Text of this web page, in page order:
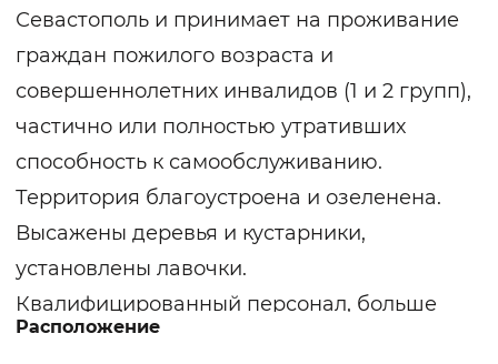
Севастополь и принимает на проживание
граждан пожилого возраста и
совершеннолетних инвалидов (1 и 2 групп),
частично или полностью утративших
способность к самообслуживанию.
Территория благоустроена и озеленена.
Высажены деревья и кустарники,
установлены лавочки.
Квалифицированный персонал, больше
половины которого составляют
Расположение